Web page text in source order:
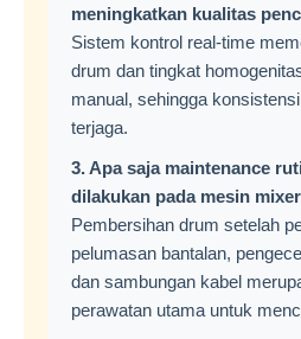
meningkatkan kualitas
Sistem kontrol real-time
drum dan tingkat
manual, sehingga
terjaga.
3. Apa saja maintenance
dilakukan pada mesin
Pembersihan drum setelah
pelumasan bantalan,
dan sambungan kabel
perawatan utama untuk